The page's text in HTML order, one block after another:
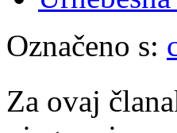
Označeno s:
Za ovaj